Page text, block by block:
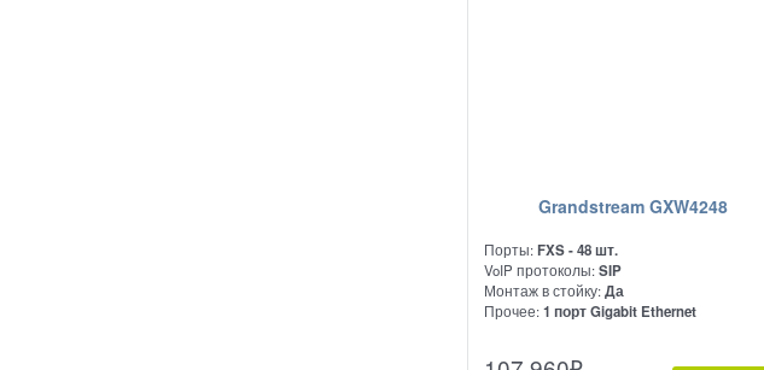
Grandstream GXW4248
Порты:FXS - 48 шт.
VoIP протоколы:SIP
Монтаж в стойку:Да
Прочее:1 порт Gigabit Ethernet